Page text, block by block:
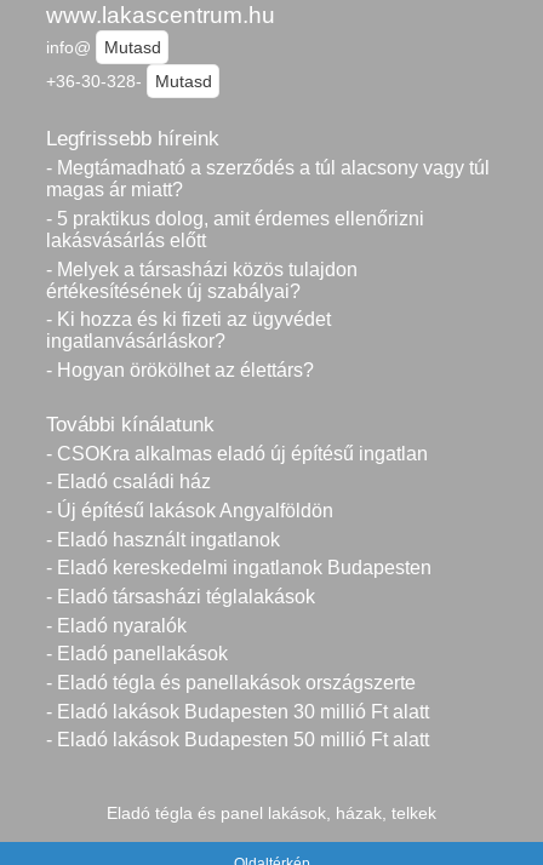
www.lakascentrum.hu
info@
Mutasd
+36-30-328-
Mutasd
Legfrissebb híreink
- Megtámadható a szerződés a túl alacsony vagy túl
magas ár miatt?
- 5 praktikus dolog, amit érdemes ellenőrizni
lakásvásárlás előtt
- Melyek a társasházi közös tulajdon
értékesítésének új szabályai?
- Ki hozza és ki fizeti az ügyvédet
ingatlanvásárláskor?
- Hogyan örökölhet az élettárs?
További kínálatunk
- CSOKra alkalmas eladó új építésű ingatlan
- Eladó családi ház
- Új építésű lakások Angyalföldön
- Eladó használt ingatlanok
- Eladó kereskedelmi ingatlanok Budapesten
- Eladó társasházi téglalakások
- Eladó nyaralók
- Eladó panellakások
- Eladó tégla és panellakások országszerte
- Eladó lakások Budapesten 30 millió Ft alatt
- Eladó lakások Budapesten 50 millió Ft alatt
Eladó tégla és panel lakások, házak, telkek